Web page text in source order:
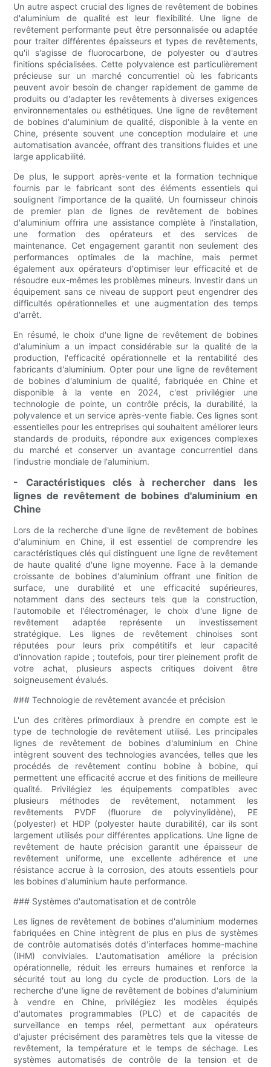
Un autre aspect crucial des lignes de revêtement de bobines
d'aluminium de qualité est leur flexibilité. Une ligne de
revêtement performante peut être personnalisée ou adaptée
pour traiter différentes épaisseurs et types de revêtements,
qu'il s'agisse de fluorocarbone, de polyester ou d'autres
finitions spécialisées. Cette polyvalence est particulièrement
précieuse sur un marché concurrentiel où les fabricants
peuvent avoir besoin de changer rapidement de gamme de
produits ou d'adapter les revêtements à diverses exigences
environnementales ou esthétiques. Une ligne de revêtement
de bobines d'aluminium de qualité, disponible à la vente en
Chine, présente souvent une conception modulaire et une
automatisation avancée, offrant des transitions fluides et une
large applicabilité.
De plus, le support après-vente et la formation technique
fournis par le fabricant sont des éléments essentiels qui
soulignent l'importance de la qualité. Un fournisseur chinois
de premier plan de lignes de revêtement de bobines
d'aluminium offrira une assistance complète à l'installation,
une formation des opérateurs et des services de
maintenance. Cet engagement garantit non seulement des
performances optimales de la machine, mais permet
également aux opérateurs d'optimiser leur efficacité et de
résoudre eux-mêmes les problèmes mineurs. Investir dans un
équipement sans ce niveau de support peut engendrer des
difficultés opérationnelles et une augmentation des temps
d'arrêt.
En résumé, le choix d'une ligne de revêtement de bobines
d'aluminium a un impact considérable sur la qualité de la
production, l'efficacité opérationnelle et la rentabilité des
fabricants d'aluminium. Opter pour une ligne de revêtement
de bobines d'aluminium de qualité, fabriquée en Chine et
disponible à la vente en 2024, c'est privilégier une
technologie de pointe, un contrôle précis, la durabilité, la
polyvalence et un service après-vente fiable. Ces lignes sont
essentielles pour les entreprises qui souhaitent améliorer leurs
standards de produits, répondre aux exigences complexes
du marché et conserver un avantage concurrentiel dans
l'industrie mondiale de l'aluminium.
- Caractéristiques clés à rechercher dans les
lignes de revêtement de bobines d'aluminium en
Chine
Lors de la recherche d'une ligne de revêtement de bobines
d'aluminium en Chine, il est essentiel de comprendre les
caractéristiques clés qui distinguent une ligne de revêtement
de haute qualité d'une ligne moyenne. Face à la demande
croissante de bobines d'aluminium offrant une finition de
surface, une durabilité et une efficacité supérieures,
notamment dans des secteurs tels que la construction,
l'automobile et l'électroménager, le choix d'une ligne de
revêtement adaptée représente un investissement
stratégique. Les lignes de revêtement chinoises sont
réputées pour leurs prix compétitifs et leur capacité
d'innovation rapide ; toutefois, pour tirer pleinement profit de
votre achat, plusieurs aspects critiques doivent être
soigneusement évalués.
### Technologie de revêtement avancée et précision
L'un des critères primordiaux à prendre en compte est le
type de technologie de revêtement utilisé. Les principales
lignes de revêtement de bobines d'aluminium en Chine
intègrent souvent des technologies avancées, telles que les
procédés de revêtement continu bobine à bobine, qui
permettent une efficacité accrue et des finitions de meilleure
qualité. Privilégiez les équipements compatibles avec
plusieurs méthodes de revêtement, notamment les
revêtements PVDF (fluorure de polyvinylidène), PE
(polyester) et HDP (polyester haute durabilité), car ils sont
largement utilisés pour différentes applications. Une ligne de
revêtement de haute précision garantit une épaisseur de
revêtement uniforme, une excellente adhérence et une
résistance accrue à la corrosion, des atouts essentiels pour
les bobines d'aluminium haute performance.
### Systèmes d'automatisation et de contrôle
Les lignes de revêtement de bobines d'aluminium modernes
fabriquées en Chine intègrent de plus en plus de systèmes
de contrôle automatisés dotés d'interfaces homme-machine
(IHM) conviviales. L'automatisation améliore la précision
opérationnelle, réduit les erreurs humaines et renforce la
sécurité tout au long du cycle de production. Lors de la
recherche d'une ligne de revêtement de bobines d'aluminium
à vendre en Chine, privilégiez les modèles équipés
d'automates programmables (PLC) et de capacités de
surveillance en temps réel, permettant aux opérateurs
d'ajuster précisément des paramètres tels que la vitesse de
revêtement, la température et le temps de séchage. Les
systèmes automatisés de contrôle de la tension et de